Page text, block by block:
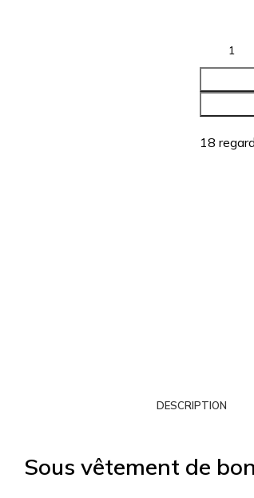
18
DESCRIPTION
Sous vêtement de